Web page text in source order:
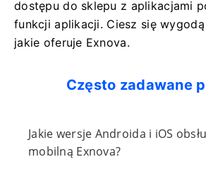
dostępu do sklepu z aplikacjami
funkcji aplikacji. Ciesz się
jakie oferuje Exnova.
Często zadawane
Jakie wersje Androida i iOS
mobilną Exnova?